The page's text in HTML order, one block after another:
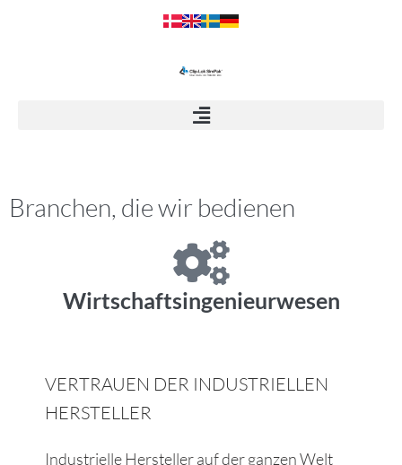
Branchen, die wir bedienen
Wirtschaftsingenieurwesen
VERTRAUEN DER INDUSTRIELLEN
HERSTELLER
Industrielle Hersteller auf der ganzen Welt